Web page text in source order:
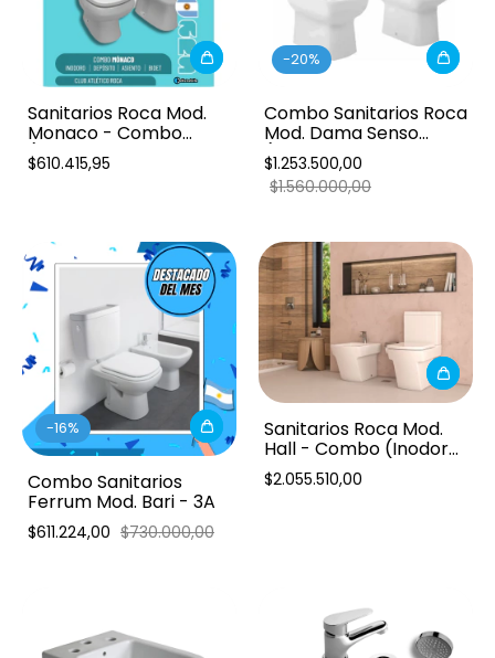
Sanitarios Roca Mod.
Monaco - Combo
(Inodoro largo, asiento,
depósito y bidet)
$610.415,95
-20%
Combo Sanitarios Roca
Mod. Dama Senso
(Inodoro largo, asiento,
depósito dual y bidet)
$1.253.500,00
$1.560.000,00
-16%
Combo Sanitarios
Ferrum Mod. Bari - 3A
$611.224,00 $730.000,00
Sanitarios Roca Mod.
Hall - Combo (Inodoro
largo, deposito de
apoyo y bidet)
$2.055.510,00